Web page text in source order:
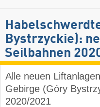
Bystrzyckie):
Seilbahnen
Alle neuen
Gebirge (Góry
2020/2021